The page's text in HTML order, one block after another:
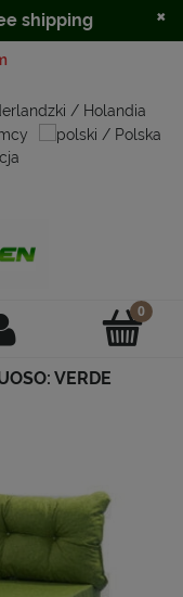
VERDE
shipping ×